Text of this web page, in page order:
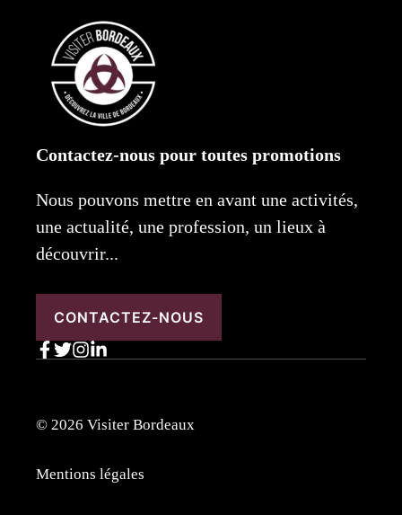
Contactez-nous pour toutes promotions
Nous pouvons mettre en avant une activités,
une actualité, une profession, un lieux à
découvrir...
CONTACTEZ-NOUS
© 2026 Visiter Bordeaux
Mentions légales